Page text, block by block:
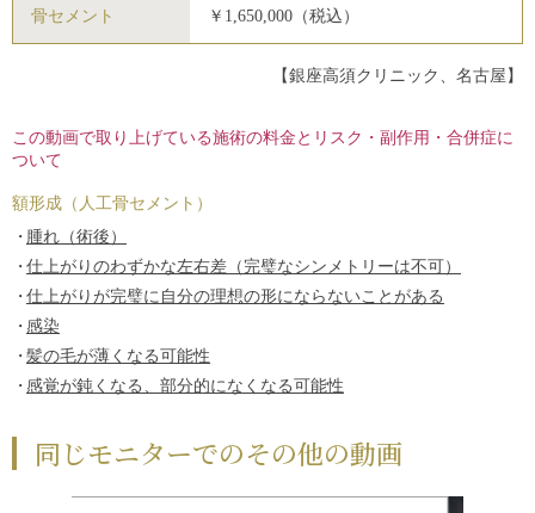
骨セメント ￥1,650,000（税込）
【銀座高須クリニック、名古屋】
この動画で取り上げている施術の料金とリスク・副作用・合併症に
ついて
額形成（人工骨セメント）
腫れ（術後）
仕上がりのわずかな左右差（完璧なシンメトリーは不可）
仕上がりが完璧に自分の理想の形にならないことがある
感染
髪の毛が薄くなる可能性
感覚が鈍くなる、部分的になくなる可能性
同じモニターでのその他の動画